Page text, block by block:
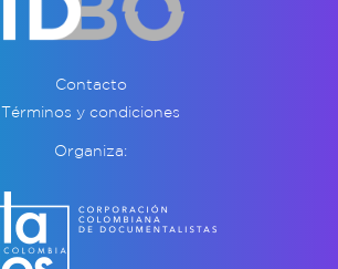
Contacto
Términos y condiciones
Organiza: